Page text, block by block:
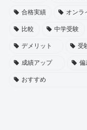
合格実績 オンラ
比較 中学受験
デメリット 受
成績アップ 偏
おすすめ